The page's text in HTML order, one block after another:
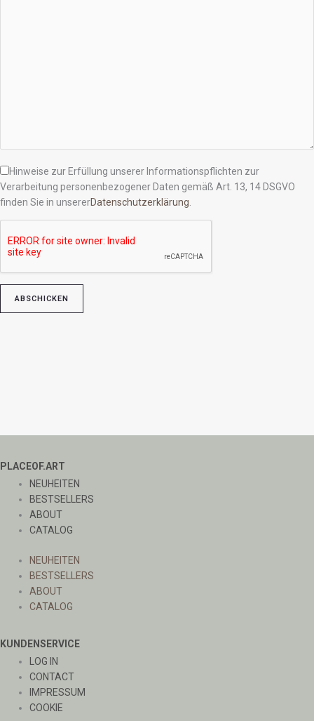
Hinweise zur Erfüllung unserer Informationspflichten zur
Verarbeitung personenbezogener Daten gemäß Art. 13, 14 DSGVO
finden Sie in unsererDatenschutzerklärung
Bitte lasse dieses Feld leer.
PLACEOF.ART
NEUHEITEN
BESTSELLERS
ABOUT
CATALOG
NEUHEITEN
BESTSELLERS
ABOUT
CATALOG
KUNDENSERVICE
LOG IN
CONTACT
IMPRESSUM
COOKIE